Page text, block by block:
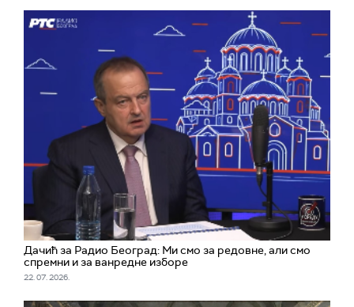
Дачић за Радио Београд: Ми смо за редовне, али смо
спремни и за ванредне изборе
22. 07. 2026.